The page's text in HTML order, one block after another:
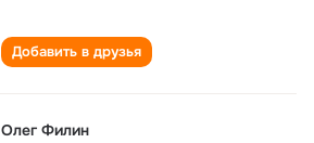
Добавить в друзья
Олег Филин